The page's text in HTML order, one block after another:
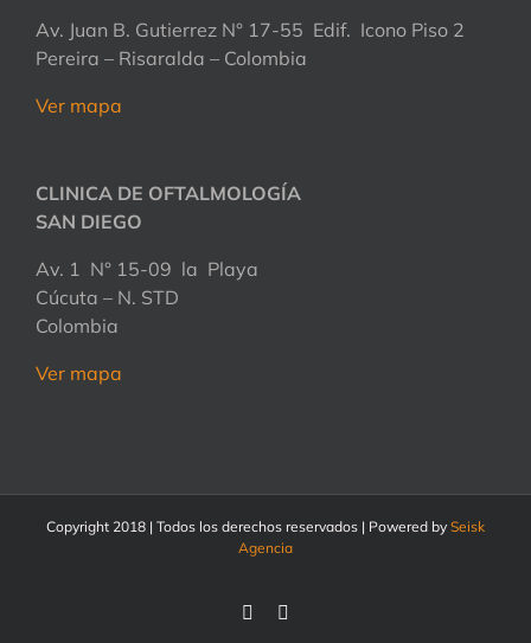
Av. Juan B. Gutierrez N° 17-55 Edif. Icono Piso 2
Pereira – Risaralda – Colombia
Ver mapa
CLINICA DE OFTALMOLOGÍA
SAN DIEGO
Av. 1 N° 15-09 la Playa
Cúcuta – N. STD
Colombia
Ver mapa
Copyright 2018 | Todos los derechos reservados | Powered by Seisk
Agencia
Facebook